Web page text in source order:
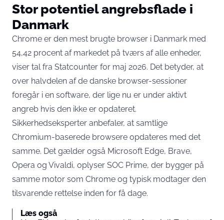
Stor potentiel angrebsflade i
Danmark
Chrome er den mest brugte browser i Danmark med
54,42 procent af markedet på tværs af alle enheder,
viser tal fra Statcounter for maj 2026. Det betyder, at
over halvdelen af de danske browser-sessioner
foregår i en software, der lige nu er under aktivt
angreb hvis den ikke er opdateret.
Sikkerhedseksperter anbefaler, at samtlige
Chromium-baserede browsere opdateres med det
samme. Det gælder også Microsoft Edge, Brave,
Opera og Vivaldi, oplyser SOC Prime, der bygger på
samme motor som Chrome og typisk modtager den
tilsvarende rettelse inden for få dage.
Læs også